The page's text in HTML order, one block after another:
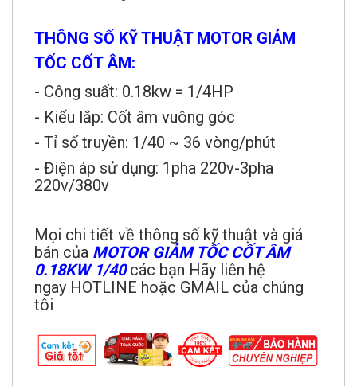
THÔNG SỐ KỸ THUẬT MOTOR GIẢM
TỐC CỐT ÂM:
- Công suất: 0.18kw = 1/4HP
- Kiểu lắp: Cốt âm vuông góc
- Tỉ số truyền: 1/40 ~ 36 vòng/phút
- Điện áp sử dụng: 1pha 220v-3pha
220v/380v
Mọi chi tiết về thông số kỹ thuật và giá
bán của MOTOR GIẢM TỐC CỐT ÂM
0.18KW 1/40 các bạn Hãy liên hệ
ngay HOTLINE hoặc GMAIL của chúng
tôi